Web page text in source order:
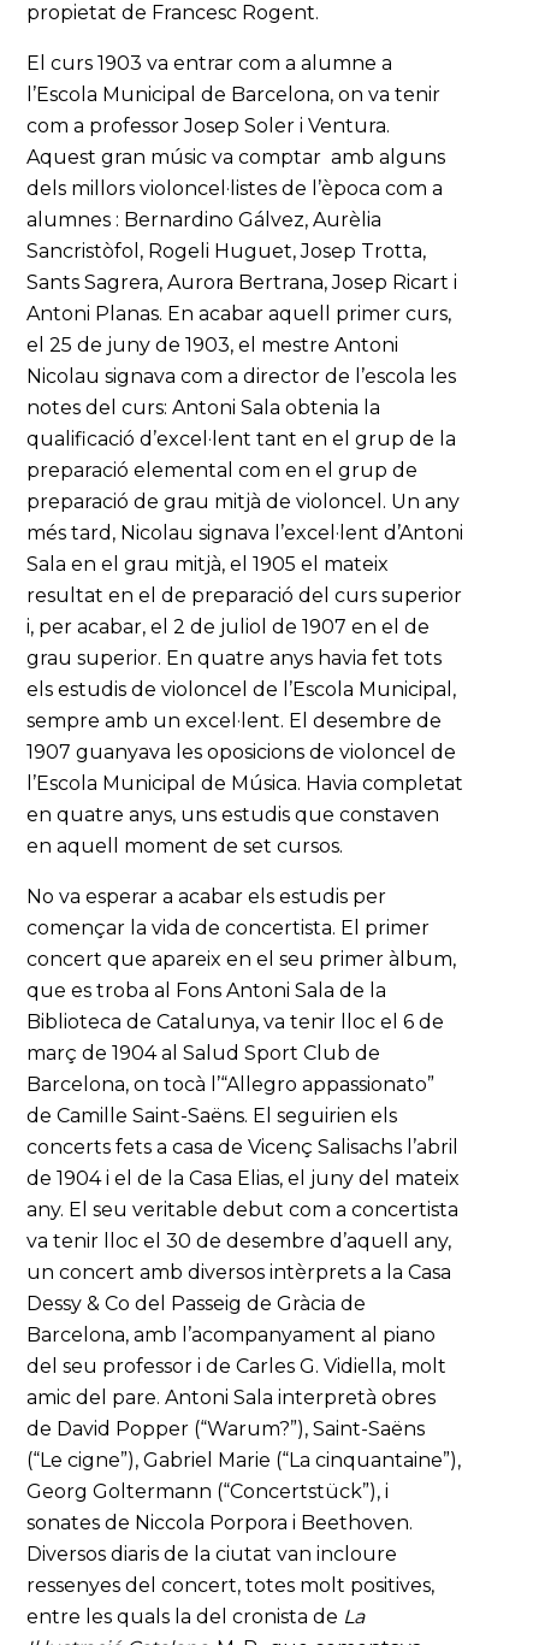
propietat de Francesc Rogent.
El curs 1903 va entrar com a alumne a
l’Escola Municipal de Barcelona, on va tenir
com a professor Josep Soler i Ventura.
Aquest gran músic va comptar amb alguns
dels millors violoncel·listes de l’època com a
alumnes : Bernardino Gálvez, Aurèlia
Sancristòfol, Rogeli Huguet, Josep Trotta,
Sants Sagrera, Aurora Bertrana, Josep Ricart i
Antoni Planas. En acabar aquell primer curs,
el 25 de juny de 1903, el mestre Antoni
Nicolau signava com a director de l’escola les
notes del curs: Antoni Sala obtenia la
qualificació d’excel·lent tant en el grup de la
preparació elemental com en el grup de
preparació de grau mitjà de violoncel. Un any
més tard, Nicolau signava l’excel·lent d’Antoni
Sala en el grau mitjà, el 1905 el mateix
resultat en el de preparació del curs superior
i, per acabar, el 2 de juliol de 1907 en el de
grau superior. En quatre anys havia fet tots
els estudis de violoncel de l’Escola Municipal,
sempre amb un excel·lent. El desembre de
1907 guanyava les oposicions de violoncel de
l’Escola Municipal de Música. Havia completat
en quatre anys, uns estudis que constaven
en aquell moment de set cursos.
No va esperar a acabar els estudis per
començar la vida de concertista. El primer
concert que apareix en el seu primer àlbum,
que es troba al Fons Antoni Sala de la
Biblioteca de Catalunya, va tenir lloc el 6 de
març de 1904 al Salud Sport Club de
Barcelona, on tocà l’“Allegro appassionato”
de Camille Saint-Saëns. El seguirien els
concerts fets a casa de Vicenç Salisachs l’abril
de 1904 i el de la Casa Elias, el juny del mateix
any. El seu veritable debut com a concertista
va tenir lloc el 30 de desembre d’aquell any,
un concert amb diversos intèrprets a la Casa
Dessy & Co del Passeig de Gràcia de
Barcelona, amb l’acompanyament al piano
del seu professor i de Carles G. Vidiella, molt
amic del pare. Antoni Sala interpretà obres
de David Popper (“Warum?”), Saint-Saëns
(“Le cigne”), Gabriel Marie (“La cinquantaine”),
Georg Goltermann (“Concertstück”), i
sonates de Niccola Porpora i Beethoven.
Diversos diaris de la ciutat van incloure
ressenyes del concert, totes molt positives,
entre les quals la del cronista de La